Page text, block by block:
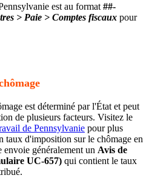
est au format ##-
> Paie > Comptes fiscaux pour
est déterminé par l'État et peut
de plusieurs facteurs. Visitez le
de Pennsylvanie pour plus
taux d'imposition sur le chômage en
généralement un Avis de
UC-657) qui contient le taux